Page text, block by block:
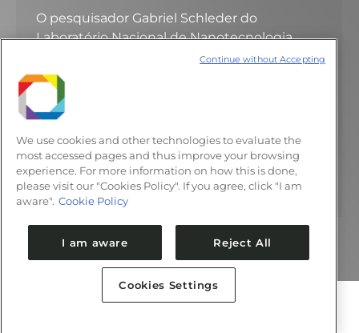
O pesquisador Gabriel Schleder do
Laboratório Nacional de Nanotecnologia
(LNNano) do CNPEM foi eleito membro da
Academia Brasileira de Ciências (ABC), na
categoria afiliado na área de Física. A
divulgação aconteceu na Assembleia Geral
Ordinária da ABC, realizada em 4 de
dezembro. A cerimônia de posse dos novos
membros afiliados de São Paulo deve
ocorrer…
We use cookies and other technologies to evaluate the
most accessed pages and thus improve your browsing
experience. For more information on how this is done,
please visit our "Cookies Policy". If you agree, click "I am
aware". Cookie Policy
I am aware Reject All
Cookies Settings
Continue without Accepting